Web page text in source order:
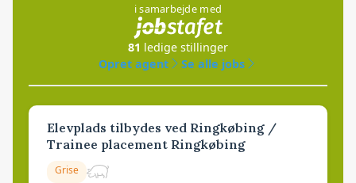
i samarbejde med
81 ledige stillinger
Opret agent
Se alle jobs
Elevplads tilbydes ved Ringkøbing /
Trainee placement Ringkøbing
Grise